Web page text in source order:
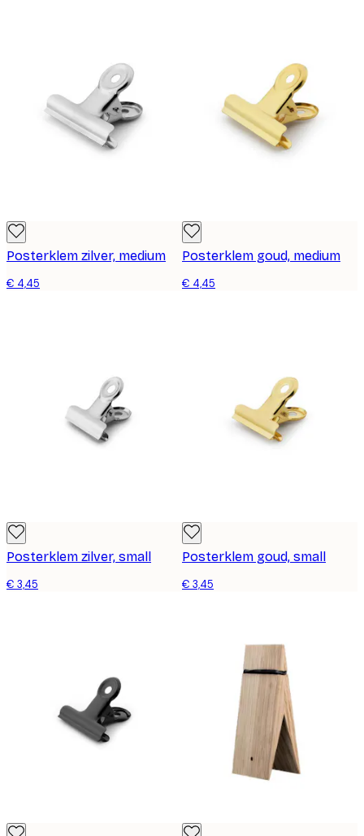
Posterklem zilver, medium
€ 4,45
Posterklem goud, medium
€ 4,45
Posterklem zilver, small
€ 3,45
Posterklem goud, small
€ 3,45